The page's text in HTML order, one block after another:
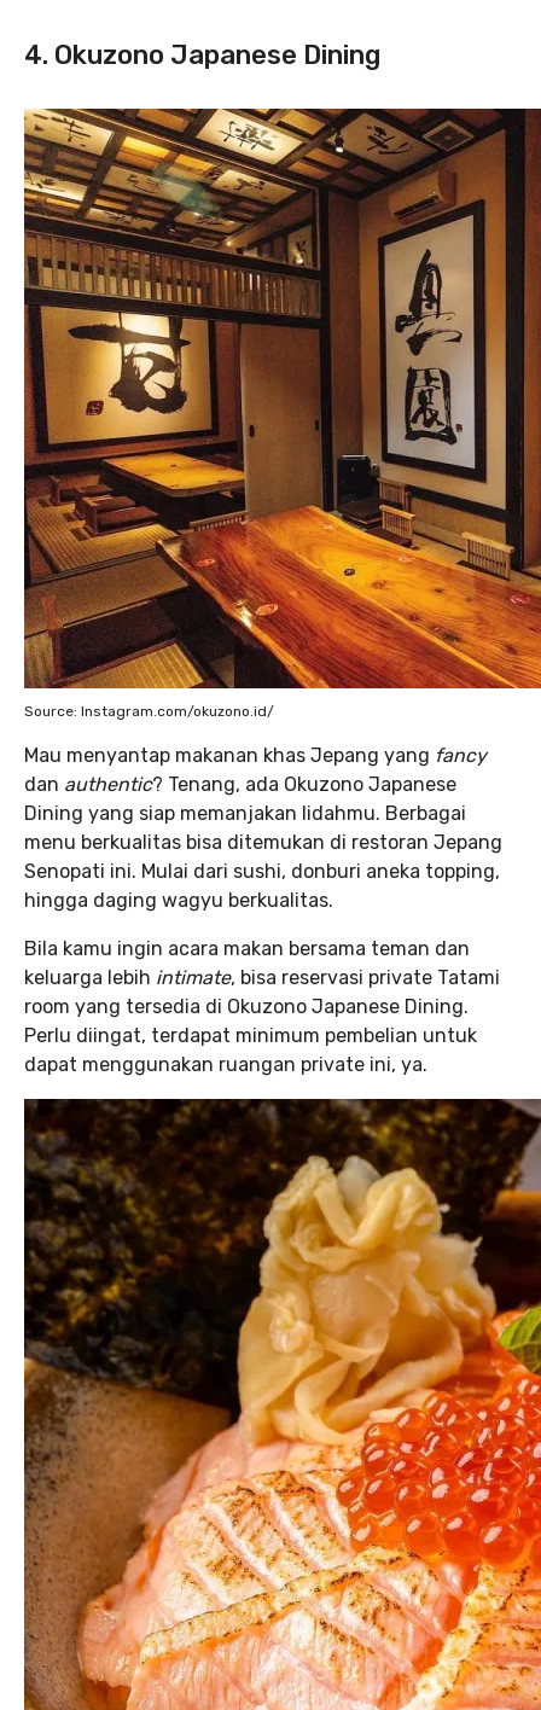
4. Okuzono Japanese Dining
Source: Instagram.com/okuzono.id/
Mau menyantap makanan khas Jepang yang fancy
dan authentic? Tenang, ada Okuzono Japanese
Dining yang siap memanjakan lidahmu. Berbagai
menu berkualitas bisa ditemukan di restoran Jepang
Senopati ini. Mulai dari sushi, donburi aneka topping,
hingga daging wagyu berkualitas.
Bila kamu ingin acara makan bersama teman dan
keluarga lebih intimate, bisa reservasi private Tatami
room yang tersedia di Okuzono Japanese Dining.
Perlu diingat, terdapat minimum pembelian untuk
dapat menggunakan ruangan private ini, ya.